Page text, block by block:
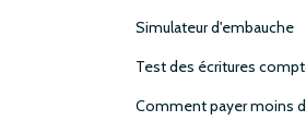
Simulateur d'embauche
Test des écritures
Comment payer moins